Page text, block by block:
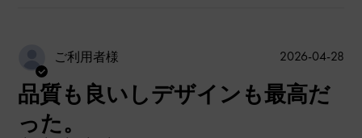
ご利用者様
品質も良いしデザインも最高だ
った。
公
2026-04-28